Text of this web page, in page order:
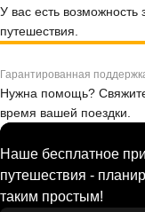
У вас есть
путешествия.
Гарантированная
Нужна помощь?
время вашей поездки.
Наше бесплатное
путешествия -
таким простым!